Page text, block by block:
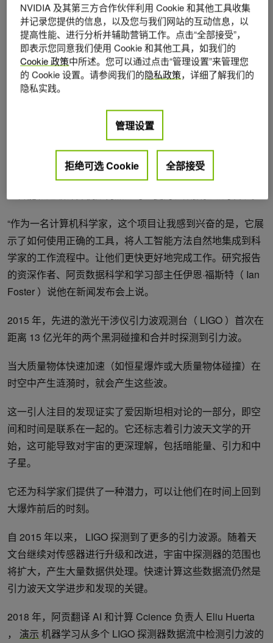
多亏了一项新的研究和人工智能，科学家们在宇宙中寻找引
力波的努力才得到了推动。
TheResearch
署的 AI 框架，用于以比实时快几个数量级的速度检测海量数
这项工作由阿贡国家实验室、芝加哥大学、厄本那香槟分
校、 NVIDIA 和 IBM 公司的科学家组成，这项工作突出了人
“作为一名计算机科学家，这个项目让我感到兴奋的是，它展
示了如何使用正确的工具，将人工智能方法自然地集成到科
学家的工作流程中。让他们更快更好地完成工作。研究报告
的资深作者、阿贡数据科学和学习部主任伊恩·福斯特（ Ian
Foster ）说他在新闻发布会上说。
2015 年，先进的激光干涉仪引力波观测台（ LIGO ）首次在
距离 13 亿光年的两个黑洞碰撞和合并时探测到引力波。
当大质量物体快速加速（如恒星爆炸或大质量物体碰撞）在
时空中产生涟漪时，就会产生这些波。
这一引人注目的发现证实了爱因斯坦相对论的一部分，即空
间和时间是联系在一起的。它还标志着引力波天文学的开
始，这可能导致对宇宙的更深理解，包括暗能量、引力和中
子星。
它还为科学家们提供了一种潜力，可以让他们在时间上回到
大爆炸前后的时刻。
自 2015 年以来， LIGO 探测到了更多的引力波源。随着天
文台继续对传感器进行升级和改进，宇宙中探测器的范围也
将扩大，产生大量数据供处理。快速计算这些数据流仍然是
引力波天文学进步和发现的关键。
2018 年，阿贡翻译 AI 和计算 Ccience 负责人 Eliu Huerta
，
演示 机器学习从多个 LIGO 探测器数据流中检测引力波的
NVIDIA 及其第三方合作伙伴利用 Cookie 和其他工具收集
并记录您提供的信息，以及您与我们网站的互动信息，以
提高性能、进行分析并辅助营销工作。点击“全部接受”，
即表示您同意我们使用 Cookie 和其他工具，如我们的
Cookie 政策中所述。您可以通过点击“管理设置”来管理您
的 Cookie 设置。请参阅我们的隐私政策，详细了解我们的
隐私实践。
管理设置
拒绝可选 Cookie 全部接受